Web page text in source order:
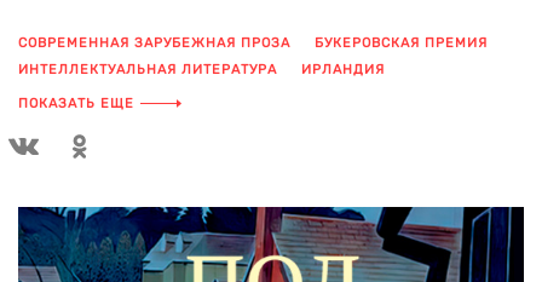
СОВРЕМЕННАЯ ЗАРУБЕЖНАЯ ПРОЗА
БУКЕРОВСКАЯ ПРЕМИЯ
ИНТЕЛЛЕКТУАЛЬНАЯ ЛИТЕРАТУРА
ИРЛАНДИЯ
ХУДОЖЕСТВЕННЫЙ РОМАН
ПОКАЗАТЬ ЕЩЕ